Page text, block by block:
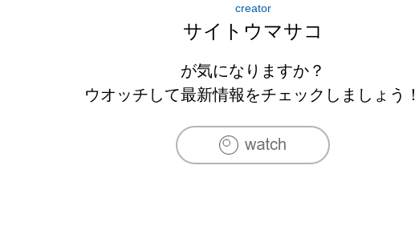
creator
サイトウマサコ
が気になりますか？
ウオッチして最新情報をチェックしましょう！